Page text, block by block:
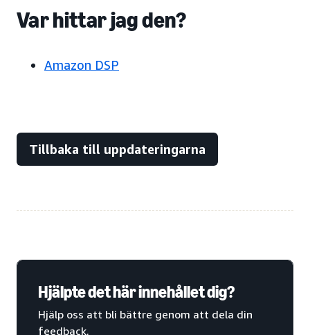
Var hittar jag den?
Amazon DSP
Tillbaka till uppdateringarna
Hjälpte det här innehållet dig?
Hjälp oss att bli bättre genom att dela din
feedback.